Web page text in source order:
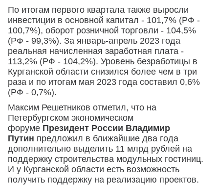
По итогам первого квартала также выросли
инвестиции в основной капитал - 101,7% (РФ -
100,7%), оборот розничной торговли - 104,5%
(РФ - 99,3%). За январь-апрель 2023 года
реальная начисленная заработная плата -
113,2% (РФ - 104,2%). Уровень безработицы в
Курганской области снизился более чем в три
раза и по итогам мая 2023 года составил 0,6%
(РФ - 0,7%).
Максим Решетников отметил, что на
Петербургском экономическом
форуме Президент России Владимир
Путин предложил в ближайшие два года
дополнительно выделить 11 млрд рублей на
поддержку строительства модульных гостиниц.
И у Курганской области есть возможность
получить поддержку на реализацию проектов.